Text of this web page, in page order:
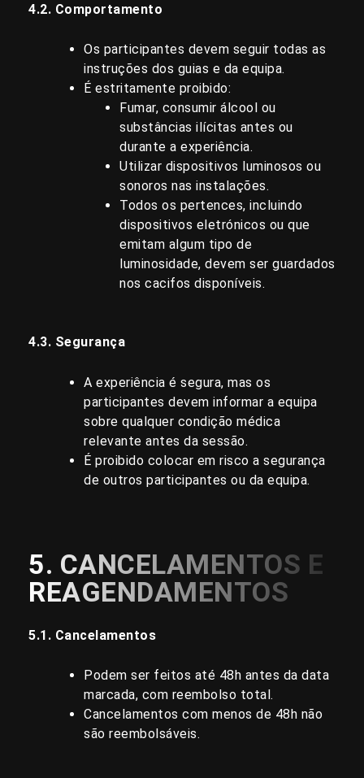
4.2. Comportamento
Os participantes devem seguir todas as
instruções dos guias e da equipa.
É estritamente proibido:
Fumar, consumir álcool ou
substâncias ilícitas antes ou
durante a experiência.
Utilizar dispositivos luminosos ou
sonoros nas instalações.
Todos os pertences, incluindo
dispositivos eletrónicos ou que
emitam algum tipo de
luminosidade, devem ser guardados
nos cacifos disponíveis.
4.3. Segurança
A experiência é segura, mas os
participantes devem informar a equipa
sobre qualquer condição médica
relevante antes da sessão.
É proibido colocar em risco a segurança
de outros participantes ou da equipa.
5. CANCELAMENTOS E
REAGENDAMENTOS
5.1. Cancelamentos
Podem ser feitos até 48h antes da data
marcada, com reembolso total.
Cancelamentos com menos de 48h não
são reembolsáveis.